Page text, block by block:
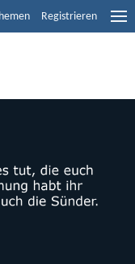
Registrieren